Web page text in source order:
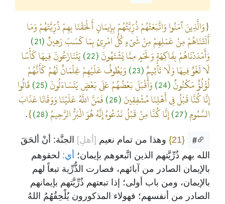
{وَالَّذِينَ آمَنُوا وَاتَّبَعَتْهُمْ ذُرِّيَّتُهُمْ بِإِيمَانٍ أَلْحَقْنَا بِهِمْ ذُرِّيَّتَهُمْ وَمَا
أَلَتْنَاهُمْ مِنْ عَمَلِهِمْ مِنْ شَيْءٍ كُلُّ امْرِئٍ بِمَا كَسَبَ رَهِينٌ(21)
وَأَمْدَدْنَاهُمْ بِفَاكِهَةٍ وَلَحْمٍ مِمَّا يَشْتَهُونَ(22)
يَتَنَازَعُونَ فِيهَا كَأْسًا
لَا لَغْوٌ فِيهَا وَلَا تَأْثِيمٌ(23)
وَيَطُوفُ عَلَيْهِمْ غِلْمَانٌ لَهُمْ كَأَنَّهُمْ
لُؤْلُؤٌ مَكْنُونٌ(24) وَأَقْبَلَ بَعْضُهُمْ عَلَى بَعْضٍ يَتَسَاءَلُونَ(25)
قَالُوا
إِنَّا كُنَّا قَبْلُ فِي أَهْلِنَا مُشْفِقِينَ(26)
فَمَنَّ اللَّهُ عَلَيْنَا وَوَقَانَا عَذَابَ
السَّمُومِ(27) إِنَّا كُنَّا مِنْ قَبْلُ نَدْعُوهُ إِنَّهُ هُوَ الْبَرُّ الرَّحِيمُ(28)
}
.
#
{21} وهذا من تمام نعيم [أهلِ] الجنَّة: أنْ ألحَقَ
الله بهم ذُرِّيَّتهم الذين اتَّبعوهم بإيمان؛ أي: لحقوهم
بالإيمان الصادر من آبائهم، فصارت الذُّرِّية تبعاً لهم
بالإيمان، ومن باب أولى؛ إذا تبعتهم ذُرِّيَّتهم بإيمانهم
الصادر من أنفسهم؛ فهولاء المذكورون يُلْحِقُهُمُ اللهُ